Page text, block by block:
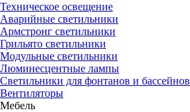
Техническое освещение
Аварийные светильники
Армстронг светильники
Грильято светильники
Модульные светильники
Люминесцентные лампы
Светильники для фонтанов и бассейнов
Вентиляторы
Мебель